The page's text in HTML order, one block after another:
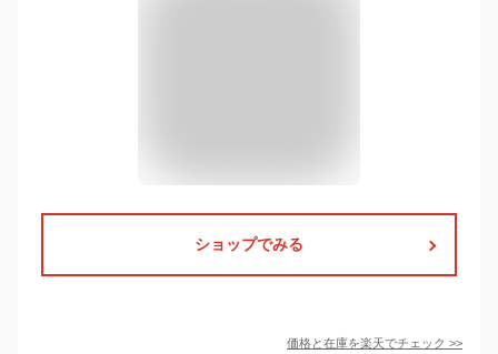
ショップでみる
価格と在庫を楽天でチェック >>